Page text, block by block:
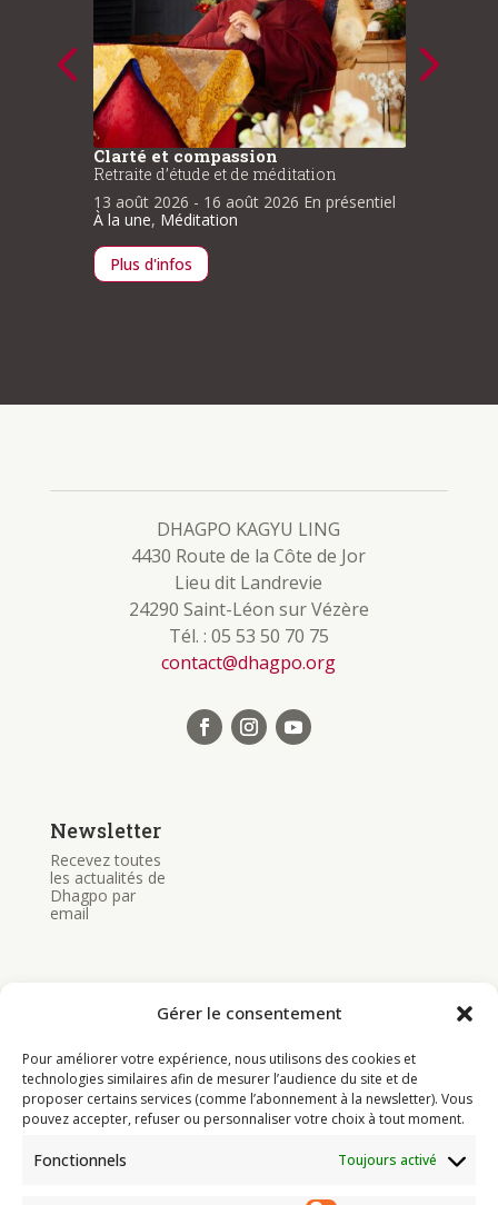
Gérer le consentement
Pour améliorer votre expérience, nous utilisons des cookies et
technologies similaires afin de mesurer l’audience du site et de
proposer certains services (comme l’abonnement à la newsletter). Vous
pouvez accepter, refuser ou personnaliser votre choix à tout moment.
Fonctionnels Toujours activé
Retraite intensive de méditation
bouddhique
18 août 2026 - 23 août 2026 En présentiel
Méditation
Plus d'infos
DHAGPO KAGYU LING
4430 Route de la Côte de Jor
Lieu dit Landrevie
24290 Saint-Léon sur Vézère
Tél. : 05 53 50 70 75
contact@dhagpo.org
Newsletter
Recevez toutes
les actualités de
Dhagpo par
email
Bouddhisme
Programme